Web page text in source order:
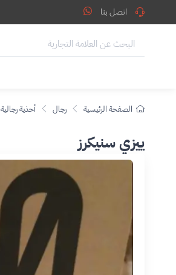
اتصل بنا
الصفحة الرئيسية رجال أحذية رجالية
ييزي سنيكرز